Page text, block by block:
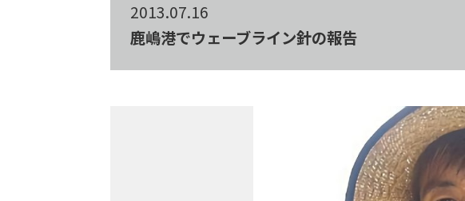
2013.07.16
鹿嶋港でウェーブライン針の報告